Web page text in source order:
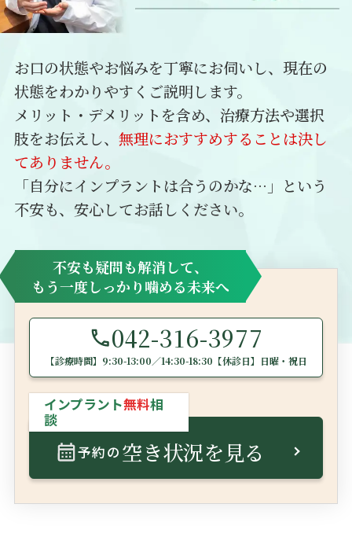
お口の状態やお悩みを丁寧にお伺いし、現在の
状態をわかりやすくご説明します。
メリット・デメリットを含め、治療方法や選択
肢をお伝えし、 無理におすすめすることは決し
てありません。
「自分にインプラントは合うのかな…」という
不安も、安心してお話しください。
不安も疑問も解消して、
もう一度しっかり噛める未来へ
042-316-3977
【診療時間】 9:30-13:00／14:30-18:30 【休診日】日曜・祝日
インプラント無料相
談
予約の 空き状況を見る